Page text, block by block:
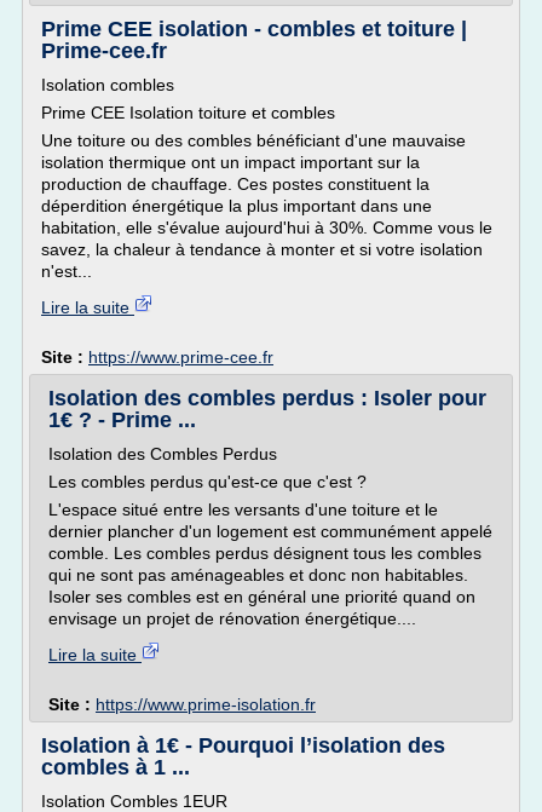
Prime CEE isolation - combles et toiture |
Prime-cee.fr
Isolation combles
Prime CEE Isolation toiture et combles
Une toiture ou des combles bénéficiant d'une mauvaise
isolation thermique ont un impact important sur la
production de chauffage. Ces postes constituent la
déperdition énergétique la plus important dans une
habitation, elle s'évalue aujourd'hui à 30%. Comme vous le
savez, la chaleur à tendance à monter et si votre isolation
n'est...
Lire la suite
Site : https://www.prime-cee.fr
Isolation des combles perdus : Isoler pour
1€ ? - Prime ...
Isolation des Combles Perdus
Les combles perdus qu'est-ce que c'est ?
L'espace situé entre les versants d'une toiture et le
dernier plancher d'un logement est communément appelé
comble. Les combles perdus désignent tous les combles
qui ne sont pas aménageables et donc non habitables.
Isoler ses combles est en général une priorité quand on
envisage un projet de rénovation énergétique....
Lire la suite
Site : https://www.prime-isolation.fr
Isolation à 1€ - Pourquoi l’isolation des
combles à 1 ...
Isolation Combles 1EUR